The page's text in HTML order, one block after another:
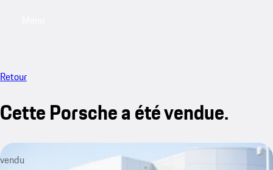
Retour
Cette Porsche a été vendue.
vendu